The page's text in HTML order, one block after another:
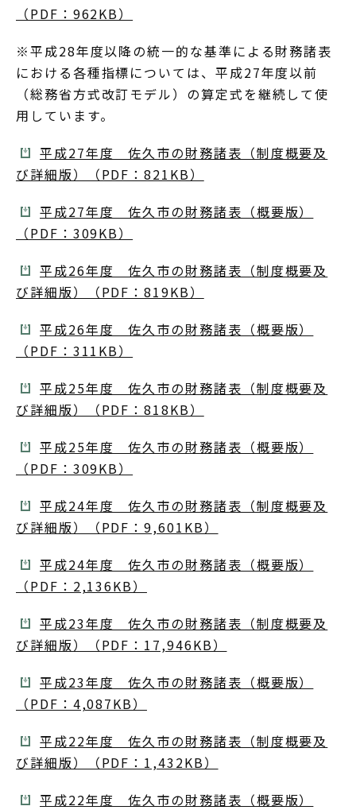
（PDF：962KB）
※平成28年度以降の統一的な基準による財務諸表
における各種指標については、平成27年度以前
（総務省方式改訂モデル）の算定式を継続して使
用しています。
平成27年度 佐久市の財務諸表（制度概要及
び詳細版）（PDF：821KB）
平成27年度 佐久市の財務諸表（概要版）
（PDF：309KB）
平成26年度 佐久市の財務諸表（制度概要及
び詳細版）（PDF：819KB）
平成26年度 佐久市の財務諸表（概要版）
（PDF：311KB）
平成25年度 佐久市の財務諸表（制度概要及
び詳細版）（PDF：818KB）
平成25年度 佐久市の財務諸表（概要版）
（PDF：309KB）
平成24年度 佐久市の財務諸表（制度概要及
び詳細版）（PDF：9,601KB）
平成24年度 佐久市の財務諸表（概要版）
（PDF：2,136KB）
平成23年度 佐久市の財務諸表（制度概要及
び詳細版）（PDF：17,946KB）
平成23年度 佐久市の財務諸表（概要版）
（PDF：4,087KB）
平成22年度 佐久市の財務諸表（制度概要及
び詳細版）（PDF：1,432KB）
平成22年度 佐久市の財務諸表（概要版）